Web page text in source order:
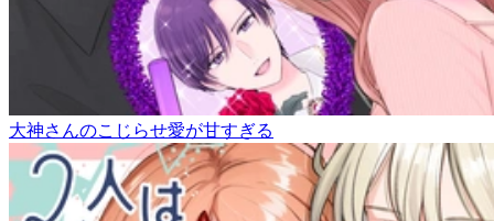
大神さんのこじらせ愛が甘すぎる